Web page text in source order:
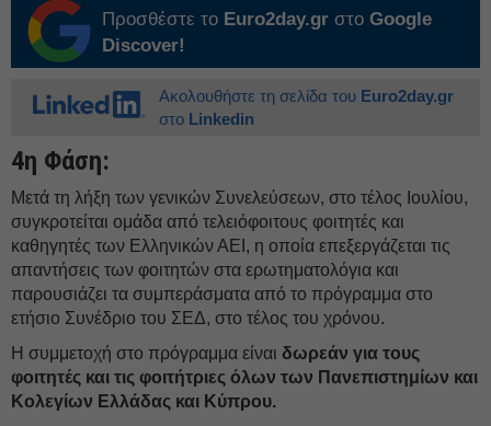
Προσθέστε το Euro2day.gr στο Google
Discover!
Ακολουθήστε τη σελίδα του Euro2day.gr
στο Linkedin
4η Φάση:
Μετά τη λήξη των γενικών Συνελεύσεων, στο τέλος Ιουλίου,
συγκροτείται ομάδα από τελειόφοιτους φοιτητές και
καθηγητές των Ελληνικών ΑΕΙ, η οποία επεξεργάζεται τις
απαντήσεις των φοιτητών στα ερωτηματολόγια και
παρουσιάζει τα συμπεράσματα από το πρόγραμμα στο
ετήσιο Συνέδριο του ΣΕΔ, στο τέλος του χρόνου.
Η συμμετοχή στο πρόγραμμα είναι δωρεάν για τους
φοιτητές και τις φοιτήτριες όλων των Πανεπιστημίων και
Κολεγίων Ελλάδας και Κύπρου.